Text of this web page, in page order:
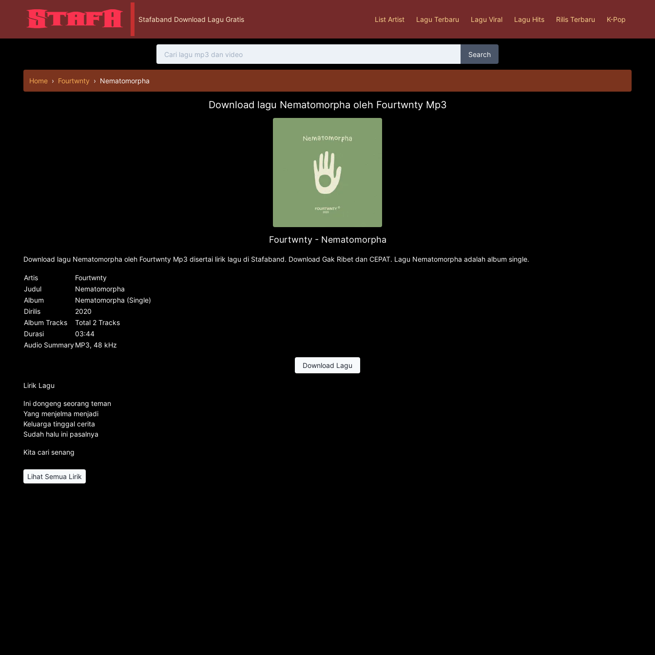
Stafaband Download Lagu Gratis List Artist Lagu Terbaru Lagu Viral Lagu Hits Rilis Terbaru K-Pop
Search
Home › Fourtwnty › Nematomorpha
Download lagu Nematomorpha oleh Fourtwnty Mp3
Fourtwnty - Nematomorpha
Download lagu Nematomorpha oleh Fourtwnty Mp3 disertai lirik lagu di Stafaband. Download Gak Ribet dan CEPAT. Lagu Nematomorpha adalah album single.
Artis
Fourtwnty
Judul
Nematomorpha
Album
Nematomorpha (Single)
Dirilis
2020
Album Tracks
Total 2 Tracks
Durasi
03:44
Audio SummaryMP3, 48 kHz
Download Lagu
Lirik Lagu
Ini dongeng seorang teman
Yang menjelma menjadi
Keluarga tinggal cerita
Sudah halu ini pasalnya
Kita cari senang
Lihat Semua Lirik